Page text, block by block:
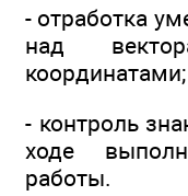
- отработка
над
координатами;
- контроль
ходе
работы.